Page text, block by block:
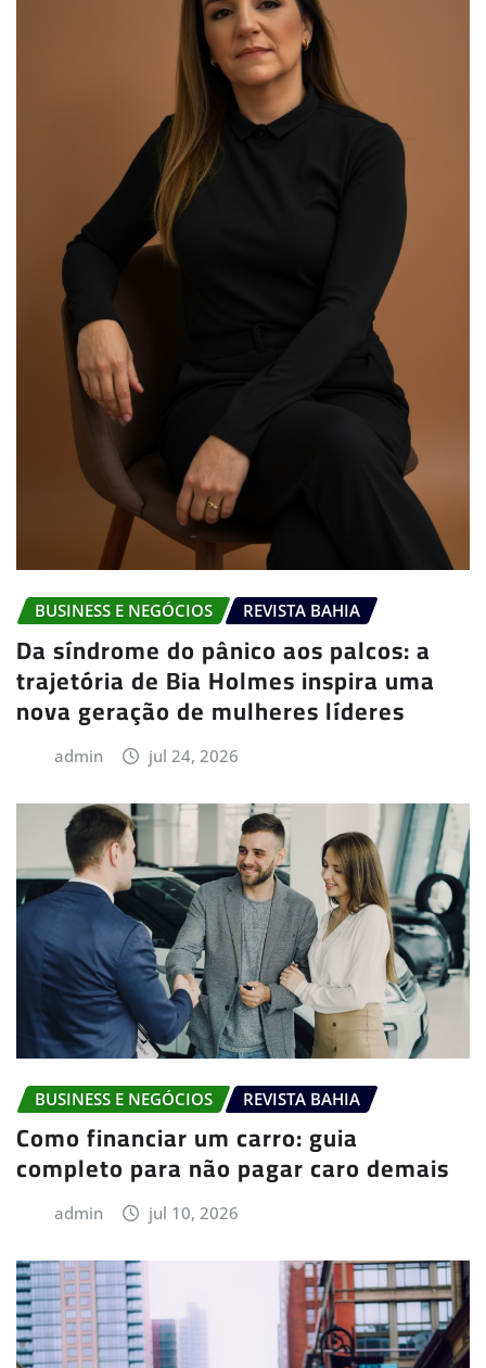
BUSINESS E NEGÓCIOS REVISTA BAHIA
Da síndrome do pânico aos palcos: a
trajetória de Bia Holmes inspira uma
nova geração de mulheres líderes
admin jul 24, 2026
BUSINESS E NEGÓCIOS REVISTA BAHIA
Como financiar um carro: guia
completo para não pagar caro demais
admin jul 10, 2026